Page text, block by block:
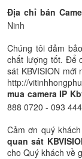
Địa chỉ bán
Ninh
Chúng tôi đảm
chất lượng tốt. Để
sát KBVISION
http://
mua camera IP
888 0720 - 093
Cảm ơn quý
quan sát
cho Quý khách về